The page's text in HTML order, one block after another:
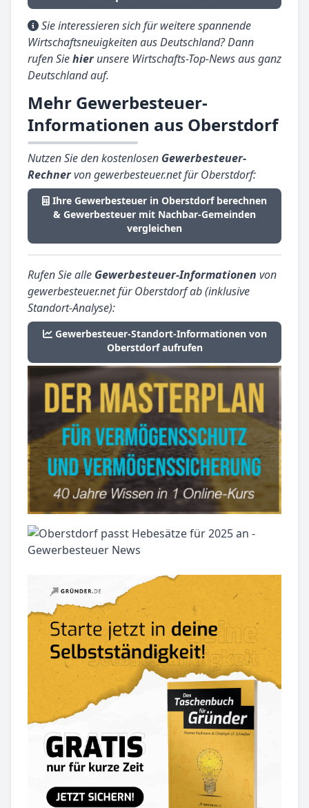
Sie interessieren sich für weitere spannende
Wirtschaftsneuigkeiten aus Deutschland? Dann
rufen Siehierunsere Wirtschafts-Top-News aus ganz
Deutschland auf.
Mehr Gewerbesteuer-
Informationen aus Oberstdorf
Nutzen Sie den kostenlosen Gewerbesteuer-
Rechnervon gewerbesteuer.net für Oberstdorf:
Ihre Gewerbesteuer in Oberstdorf berechnen
& Gewerbesteuer mit Nachbar-Gemeinden
vergleichen
Rufen Sie alle Gewerbesteuer-Informationen von
gewerbesteuer.net für Oberstdorf ab (inklusive
Standort-Analyse):
Gewerbesteuer-Standort-Informationen von
Oberstdorf aufrufen